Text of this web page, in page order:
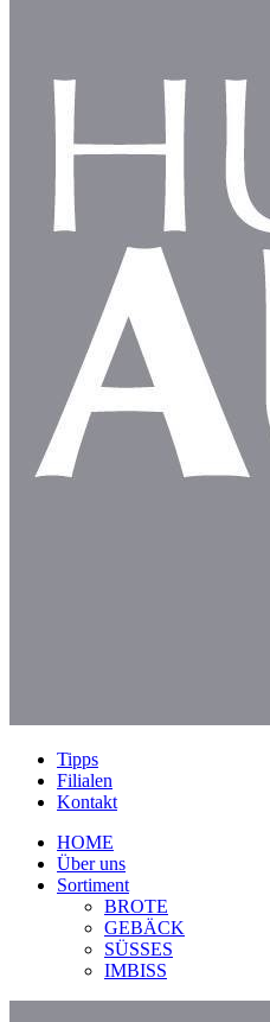
Tipps
Filialen
Kontakt
HOME
Über uns
Sortiment
BROTE
GEBÄCK
SÜSSES
IMBISS